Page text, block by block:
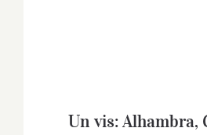
Un vis: Alhambra,
Un vis: